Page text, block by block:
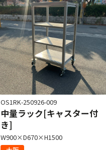
OS1RK-250926-009
中量ラック[キャスター付
き]
W900×D670×H1500